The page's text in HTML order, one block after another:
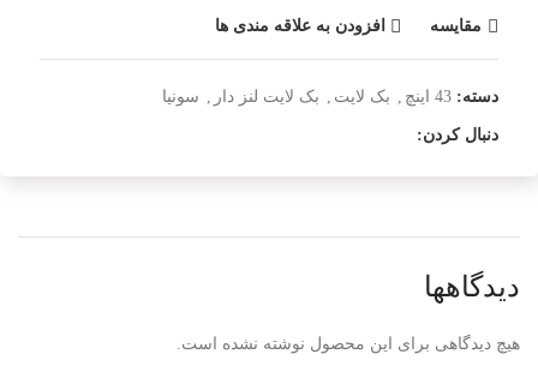
مقایسه افزودن به علاقه مندی ها
دسته: 43 اینچ , بک لایت , بک لایت لنز دار , سونیا
دنبال کردن:
دیدگاهها
هیچ دیدگاهی برای این محصول نوشته نشده است.